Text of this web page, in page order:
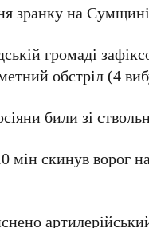
зранку на
громаді
обстріл (4
били зі
скинув ворог